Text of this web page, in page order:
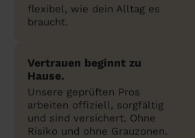
flexibel, wie dein Alltag es
braucht.
Vertrauen beginnt zu
Hause.
Unsere geprüften Pros
arbeiten offiziell, sorgfältig
und sind versichert. Ohne
Risiko und ohne Grauzonen.